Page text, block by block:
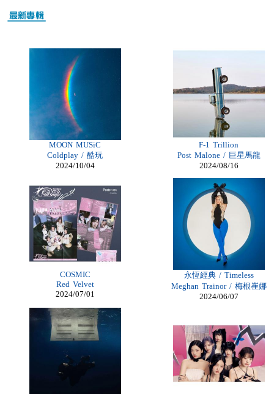
Christian Louboutin Schuhe Outlet
Nike Air Max Kaufen Schweiz
Billig Nike Air Max
Billiga Moncler Jacka
Longchamp Pas Cher
Billiga Nike Air Max
moncler online shop
cheap mbt shoes
moncler jas heren
billig adidas yeezy
longchamp outlet uk
Cheap Longchamp Bags
Christian Louboutin Homme pas cher
Nike Billig
moncler Daunenmantel damen
Moncler Jacken Herren
Billig Moncler dam
Billig moncler
Louboutin Schuhe Outlet
Christian Louboutin Schuhe Kaufen
louboutin schuhe sale
Billig Christian Louboutin Schuhe
louboutin Schuhe Shop
Damen Moncler Jacken
Christian Louboutin Online Shop
Longchamp pliage pas cher
moncler outlet zürich
Günstige Nike Air Max
Billig Christian Louboutin
billige moncler jacken zürich
billiga air max herr
Louboutin Shoes Outlet
MOON MUSiC
Coldplay / 酷玩
2024/10/04
F-1 Trillion
Post Malone / 巨星馬龍
2024/08/16
COSMIC
Red Velvet
2024/07/01
永恆經典 / Timeless
Meghan Trainor / 梅根崔娜
2024/06/07